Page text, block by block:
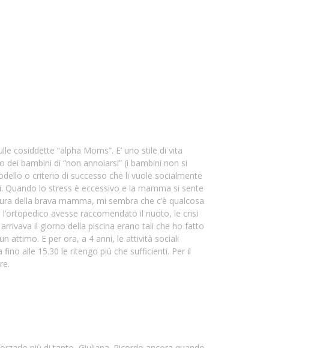
cosiddette “alpha Moms”. E’ uno stile di vita
bambini di “non annoiarsi” (i bambini non si
o criterio di successo che li vuole socialmente
lo stress è eccessivo e la mamma si sente
della brava mamma, mi sembra che c’è qualcosa
avesse raccomendato il nuoto, le crisi
il giorno della piscina erano tali che ho fatto
attimo. E per ora, a 4 anni, le attività sociali
alle 15.30 le ritengo più che sufficienti. Per il